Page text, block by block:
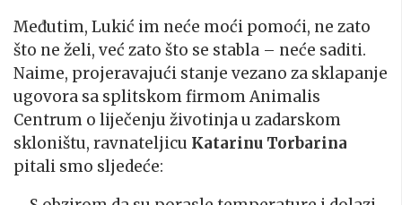
Međutim, Lukić im neće moći pomoći, ne zato
što ne želi, već zato što se stabla – neće saditi.
Naime, projeravajući stanje vezano za sklapanje
ugovora sa splitskom firmom Animalis
Centrum o liječenju životinja u zadarskom
skloništu, ravnateljicu Katarinu Torbarina
pitali smo sljedeće: